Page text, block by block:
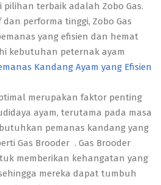
pilihan terbaik adalah Zobo Gas.
performa tinggi, Zobo Gas
yang efisien dan hemat
kebutuhan peternak ayam
Kandang Ayam yang Efisien
merupakan faktor penting
ayam, terutama pada masa
pemanas kandang yang
Gas Brooder . Gas Brooder
memberikan kehangatan yang
mereka dapat tumbuh